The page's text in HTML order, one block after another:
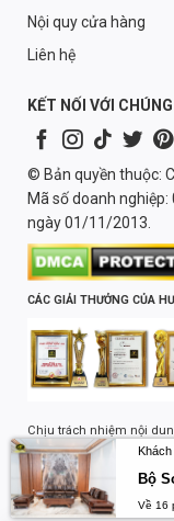
Nội quy cửa hàng
Liên hệ
KẾT NỐI VỚI CHÚNG
© Bản quyền thuộc:
Mã số doanh
ngày 01/11/2013.
CÁC GIẢI THƯỞNG CỦA
Chịu trách nhiệm nội
Lương Quốc Trường
Bộ